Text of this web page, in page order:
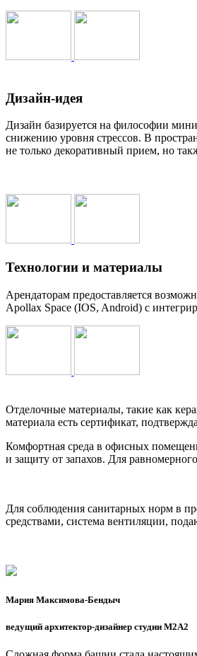
Дизайн-идея
Дизайн базируется на философии
снижению уровня стрессов. В
не только декоративный прием, но
Технологии и материалы
Арендаторам предоставляется
Apollax Space (IOS, Android) с
Отделочные материалы, такие как
материала есть сертификат,
Комфортная среда в офисных
и защиту от запахов. Для
Для соблюдения санитарных норм в
средствами, система вентиляции,
Мария Максимова-Бендыч
ведущий архитектор-дизайнер студии M2A2